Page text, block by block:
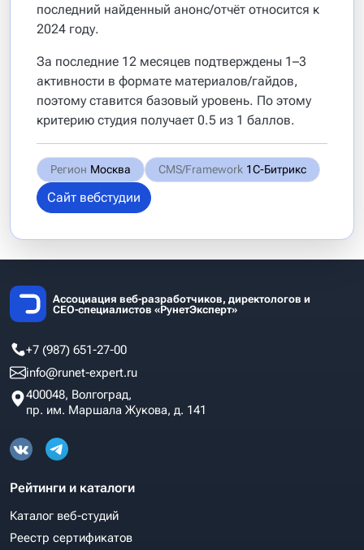
последний найденный анонс/отчёт относится к
2024 году.
За последние 12 месяцев подтверждены 1–3
активности в формате материалов/гайдов,
поэтому ставится базовый уровень. По этому
критерию студия получает 0.5 из 1 баллов.
Регион Москва CMS/Framework 1С-Битрикс
Сайт вебстудии
Ассоциация веб-разработчиков, директологов и
СЕО-специалистов «РунетЭксперт»
+7 (987) 651-27-00
info@runet-expert.ru
400048, Волгоград,
пр. им. Маршала Жукова, д. 141
Рейтинги и каталоги
Каталог веб-студий
Реестр сертификатов